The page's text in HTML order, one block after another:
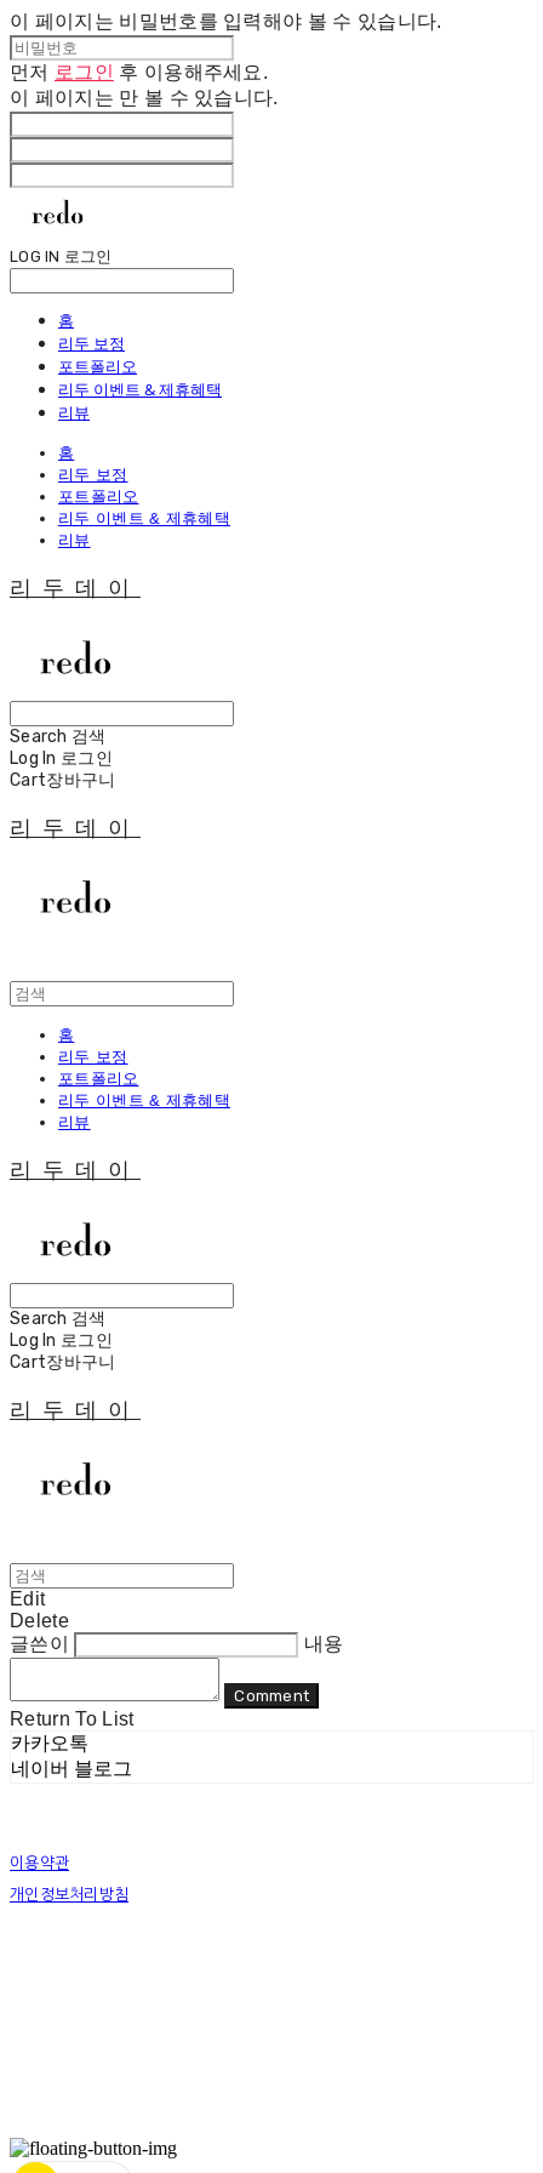
이 페이지는 비밀번호를 입력해야 볼 수 있습니다.
먼저 로그인 후 이용해주세요.
이 페이지는 만 볼 수 있습니다.
LOG IN 로그인
홈
리두 보정
포트폴리오
리두 이벤트 & 제휴혜택
리뷰
홈
리두 보정
포트폴리오
리두 이벤트 & 제휴혜택
리뷰
리두데이
Search 검색
Log In 로그인
Cart장바구니
리두데이
홈
리두 보정
포트폴리오
리두 이벤트 & 제휴혜택
리뷰
리두데이
Search 검색
Log In 로그인
Cart장바구니
리두데이
Edit
Delete
글쓴이
내용
Comment
Return To List
카카오톡
네이버 블로그
이용약관
개인정보처리방침